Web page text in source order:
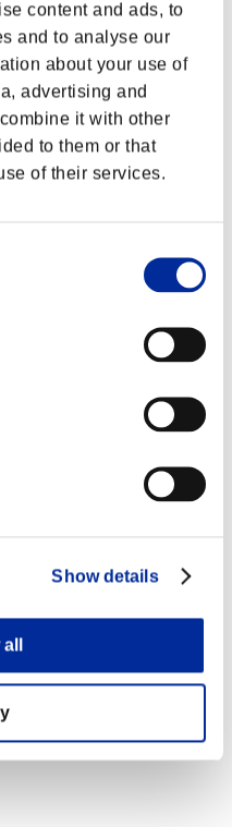
content and ads, to
and to analyse our
about your use of
advertising and
it with other
to them or that
of their services.
Show details
all